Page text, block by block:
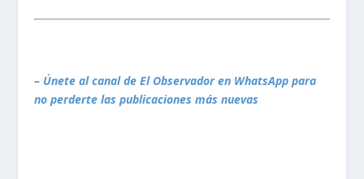
– Únete al canal de El Observador en WhatsApp para
no perderte las publicaciones más nuevas